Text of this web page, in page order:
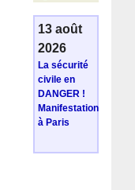
13 août
2026
La sécurité
civile en
DANGER !
Manifestation
à Paris